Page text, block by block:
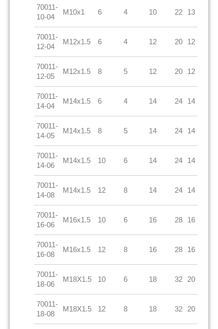
70011-
10-04
M10x1 6 4 10 22 13
70011-
12-04
M12x1.5 6 4 12 20 12
70011-
12-05
M12x1.5 8 5 12 20 12
70011-
14-04
M14x1.5 6 4 14 24 14
70011-
14-05
M14x1.5 8 5 14 24 14
70011-
14-06
M14x1.5 10 6 14 24 14
70011-
14-08
M14x1.5 12 8 14 24 14
70011-
16-06
M16x1.5 10 6 16 28 16
70011-
16-08
M16x1.5 12 8 16 28 16
70011-
18-06
M18X1.5 10 6 18 32 20
70011-
18-08
M18X1.5 12 8 18 32 20